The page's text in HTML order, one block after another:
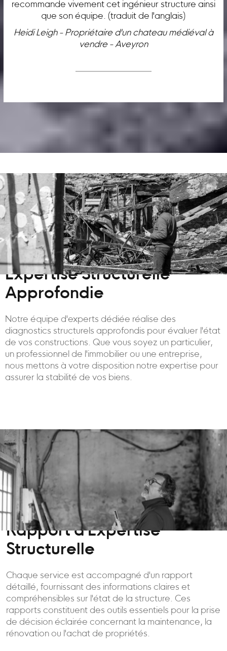
recommande vivement cet ingénieur structure ainsi
que son équipe. (traduit de l'anglais)
Heidi Leigh - Propriétaire d'un chateau médiéval à
vendre - Aveyron
Expertise Structurelle
Approfondie
Notre équipe d'experts dédiée réalise des
diagnostics structurels approfondis pour évaluer l'état
de vos constructions. Que vous soyez un particulier,
un professionnel de l'immobilier ou une entreprise,
nous mettons à votre disposition notre expertise pour
assurer la stabilité de vos biens.
Rapport d'Expertise
Structurelle
Chaque service est accompagné d'un rapport
détaillé, fournissant des informations claires et
compréhensibles sur l'état de la structure. Ces
rapports constituent des outils essentiels pour la prise
de décision éclairée concernant la maintenance, la
rénovation ou l'achat de propriétés.